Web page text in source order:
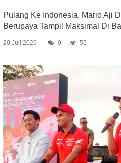
Pulang Ke Indonesia, Mario Aji
Berupaya Tampil Maksimal Di
20 Juli 2026 0 55